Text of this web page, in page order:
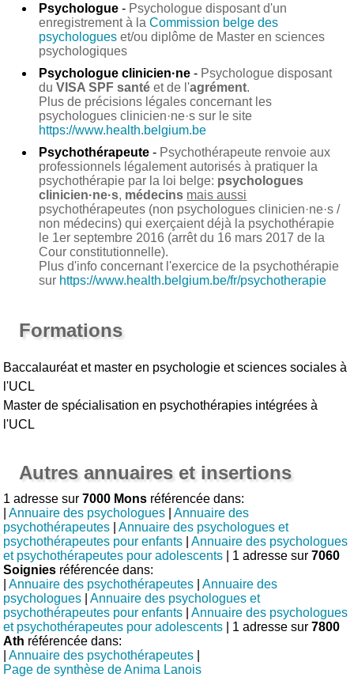
Psychologue - Psychologue disposant d'un
enregistrement à laCommission belge des
psychologues et/ou diplôme de Master en sciences
psychologiques
Psychologue clinicien·ne - Psychologue disposant
duVISA SPF santé et de l'agrément.
Plus de précisions légales concernant les
psychologues clinicien·ne·s sur le site
https://www.health.belgium.be
Psychothérapeute - Psychothérapeute renvoie aux
professionnels légalement autorisés à pratiquer la
psychothérapie par la loi belge: psychologues
clinicien·ne·s, médecins mais aussi
psychothérapeutes (non psychologues clinicien·ne·s /
non médecins) qui exerçaient déjà la psychothérapie
le 1er septembre 2016 (arrêt du 16 mars 2017 de la
Cour constitutionnelle).
Plus d'info concernant l'exercice de la psychothérapie
sur https://www.health.belgium.be/fr/psychotherapie
Formations
Baccalauréat et master en psychologie et sciences sociales à
l'UCL
Master de spécialisation en psychothérapies intégrées à
l'UCL
Autres annuaires et insertions
1 adresse sur7000 Mons référencée dans:
|Annuaire des psychologues |Annuaire des
psychothérapeutes |Annuaire des psychologues et
psychothérapeutes pour enfants |Annuaire des psychologues
et psychothérapeutes pour adolescents | 1 adresse sur7060
Soignies référencée dans:
|Annuaire des psychothérapeutes |Annuaire des
psychologues |Annuaire des psychologues et
psychothérapeutes pour enfants |Annuaire des psychologues
et psychothérapeutes pour adolescents | 1 adresse sur7800
Ath référencée dans:
|Annuaire des psychothérapeutes
Page de synthèse de Anima Lanois